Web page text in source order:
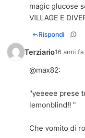
magic glucose
VILLAGE E
Rispondi
Terziario16 anni fa
@max82:
"yeeeee prese
lemonblind!! "
Che vomito di